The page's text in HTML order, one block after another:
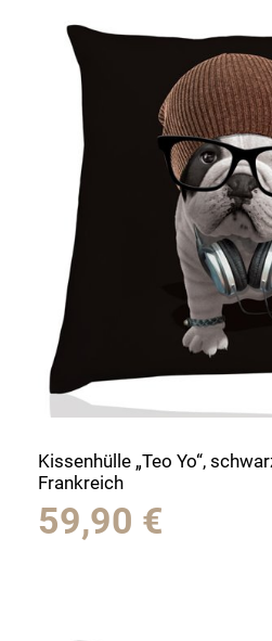
Kissenhülle „Teo Yo“,
Frankreich
59,90 €